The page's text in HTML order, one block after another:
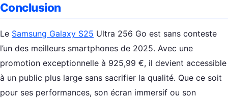
Conclusion
Le Samsung Galaxy S25 Ultra 256 Go est sans conteste
l’un des meilleurs smartphones de 2025. Avec une
promotion exceptionnelle à 925,99 €, il devient accessible
à un public plus large sans sacrifier la qualité. Que ce soit
pour ses performances, son écran immersif ou son